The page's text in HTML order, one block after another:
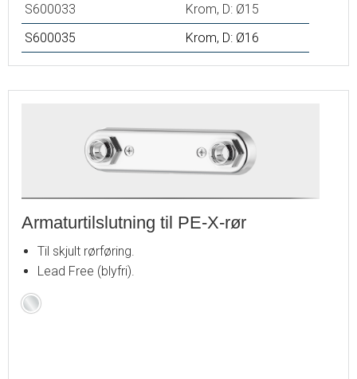
S600033
Krom, D: Ø15
S600035
Krom, D: Ø16
Armaturtilslutning til PE-X-rør
Til skjult rørføring.
Lead Free (blyfri).
Krom